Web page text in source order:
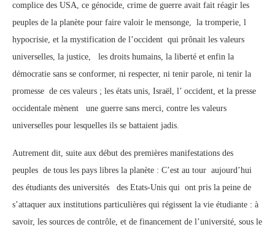
complice des USA, ce génocide, crime de guerre avait fait réagir les
peuples de la planète pour faire valoir le mensonge, la tromperie, l
hypocrisie, et la mystification de l’occident qui prônait les valeurs
universelles, la justice, les droits humains, la liberté et enfin la
démocratie sans se conformer, ni respecter, ni tenir parole, ni tenir la
promesse de ces valeurs ; les états unis, Israël, l’ occident, et la presse
occidentale mènent une guerre sans merci, contre les valeurs
universelles pour lesquelles ils se battaient jadis.
Autrement dit, suite aux début des premières manifestations des
peuples de tous les pays libres la planète : C’est au tour aujourd’hui
des étudiants des universités des Etats-Unis qui ont pris la peine de
s’attaquer aux institutions particulières qui régissent la vie étudiante : à
savoir, les sources de contrôle, et de financement de l’université, sous le